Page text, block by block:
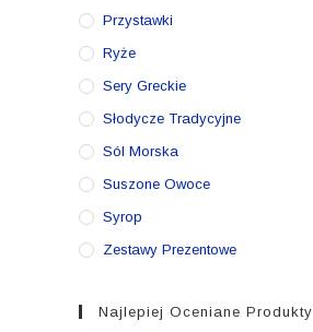
Przystawki
Ryże
Sery Greckie
Słodycze Tradycyjne
Sól Morska
Suszone Owoce
Syrop
Zestawy Prezentowe
Najlepiej Oceniane Produkty